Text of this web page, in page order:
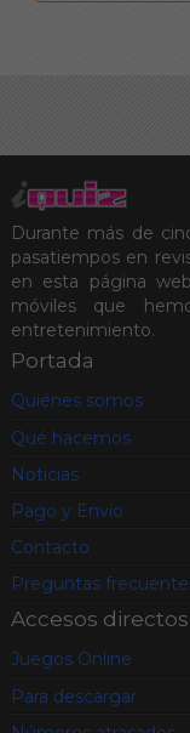
Durante más de
pasatiempos en
en esta página
móviles que
entretenimiento.
Portada
Quiénes somos
Qué hacemos
Noticias
Pago y Envío
Contacto
Preguntas
Accesos directos
Juegos Online
Para descargar